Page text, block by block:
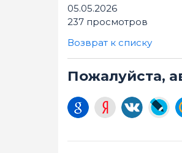
05.05.2026
237 просмотров
Возврат к списку
Пожалуйста,